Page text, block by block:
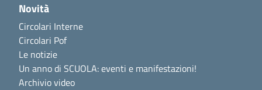
Novità
Circolari Interne
Circolari Pof
Le notizie
Un anno di SCUOLA: eventi e manifestazioni!
Archivio video